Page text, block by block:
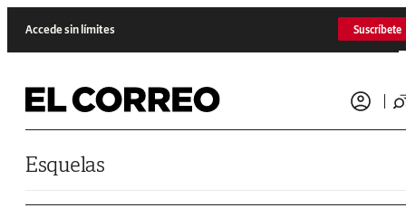
Accede sin límites Suscríbete
Esquelas